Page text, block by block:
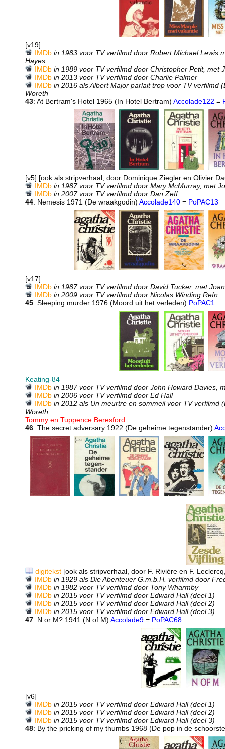
[v19]
IMDb in 1983 voor TV verfilmd door Robert Michael Lewis
Hayes
IMDb in 1989 voor TV verfilmd door Christopher Petit, met
IMDb in 2013 voor TV verfilmd door Charlie Palmer
IMDb in 2016 als Albert Major parlait trop voor TV verfilmd
Woreth
43: At Bertram's Hotel 1965 (In Hotel Bertram) Accolade122 =
[v5] [ook als stripverhaal, door Dominique Ziegler en Olivier
IMDb in 1987 voor TV verfilmd door Mary McMurray, met
IMDb in 2007 voor TV verfilmd door Dan Zeff
44: Nemesis 1971 (De wraakgodin) Accolade140 = PoPAC13
[v17]
IMDb in 1987 voor TV verfilmd door David Tucker, met
IMDb in 2009 voor TV verfilmd door Nicolas Winding Refn
45: Sleeping murder 1976 (Moord uit het verleden) PoPAC1
Keating-84
IMDb in 1987 voor TV verfilmd door John Howard Davies,
IMDb in 2006 voor TV verfilmd door Ed Hall
IMDb in 2012 als Un meurtre en sommeil voor TV verfilmd
Woreth
Tommy en Tuppence Beresford
46: The secret adversary 1922 (De geheime tegenstander)
digitekst [ook als stripverhaal, door F. Rivière en F.
IMDb in 1929 als Die Abenteuer G.m.b.H. verfilmd door
IMDb in 1982 voor TV verfilmd door Tony Wharmby
IMDb in 2015 voor TV verfilmd door Edward Hall (deel 1)
IMDb in 2015 voor TV verfilmd door Edward Hall (deel 2)
IMDb in 2015 voor TV verfilmd door Edward Hall (deel 3)
47: N or M? 1941 (N of M) Accolade9 = PoPAC68
[v6]
IMDb in 2015 voor TV verfilmd door Edward Hall (deel 1)
IMDb in 2015 voor TV verfilmd door Edward Hall (deel 2)
IMDb in 2015 voor TV verfilmd door Edward Hall (deel 3)
48: By the pricking of my thumbs 1968 (De pop in de